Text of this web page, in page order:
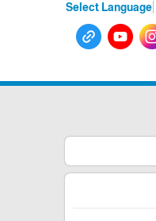
Select Language